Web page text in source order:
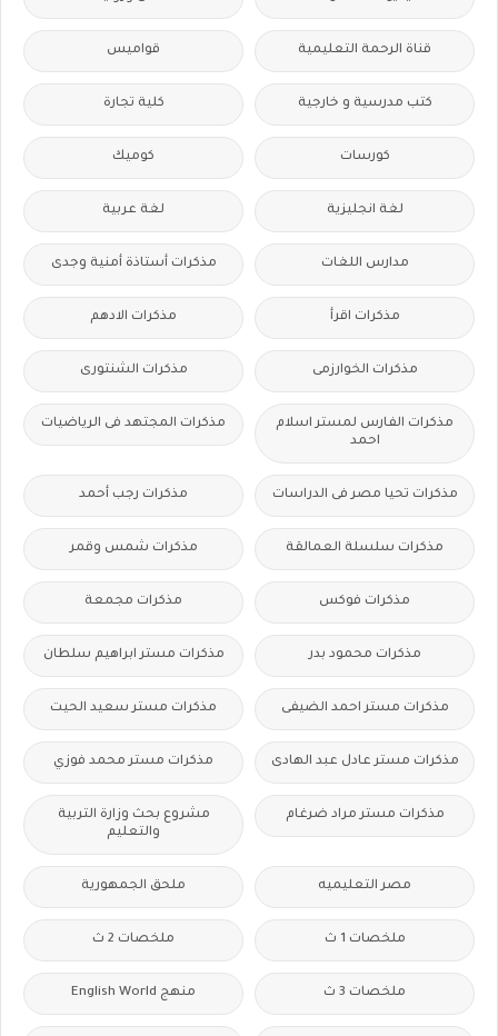
قناة الرحمة التعليمية قواميس
كتب مدرسية و خارجية كلية تجارة
كورسات كوميك
لغة انجليزية لغة عربية
مدارس اللغات مذكرات أستاذة أمنية وجدى
مذكرات اقرأ مذكرات الادهم
مذكرات الخوارزمى مذكرات الشنتورى
مذكرات الفارس لمستر اسلام
احمد
مذكرات المجتهد فى الرياضيات
مذكرات تحيا مصر فى الدراسات مذكرات رجب أحمد
مذكرات سلسلة العمالقة مذكرات شمس وقمر
مذكرات فوكس مذكرات مجمعة
مذكرات محمود بدر مذكرات مستر ابراهيم سلطان
مذكرات مستر احمد الضيفى مذكرات مستر سعيد الحيت
مذكرات مستر عادل عبد الهادى مذكرات مستر محمد فوزي
مذكرات مستر مراد ضرغام
مشروع بحث وزارة التربية
والتعليم
مصر التعليميه ملحق الجمهورية
ملخصات 1 ث ملخصات 2 ث
ملخصات 3 ث منهج English World